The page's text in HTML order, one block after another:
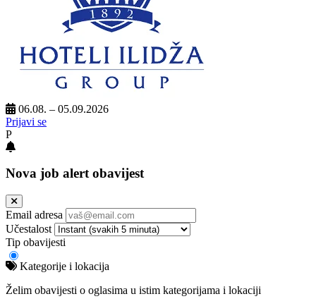
06.08. – 05.09.2026
Prijavi se
P
Nova job alert obavijest
Email adresa
Učestalost
Tip obavijesti
Kategorije i lokacija
Želim obavijesti o oglasima u istim kategorijama i lokaciji